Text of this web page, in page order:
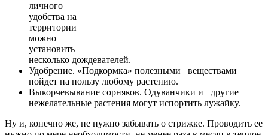
личного
удобства на
территории
можно
установить
несколько дождевателей.
Удобрение. «Подкормка» полезными веществами
пойдет на пользу любому растению.
Выкорчевывание сорняков. Одуванчики и другие
нежелательные растения могут испортить лужайку.
Ну и, конечно же, не нужно забывать о стрижке. Проводить ее